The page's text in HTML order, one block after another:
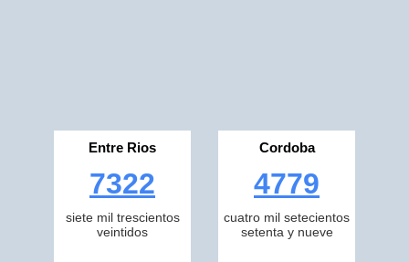
Entre Rios
7322
siete mil trescientos
veintidos
Cordoba
4779
cuatro mil setecientos
setenta y nueve